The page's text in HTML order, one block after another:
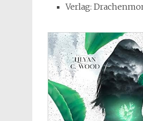
Verlag: